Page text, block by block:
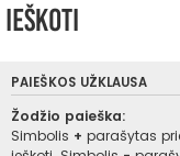
Ieškoti
PAIEŠKOS UŽKLAUSA
Žodžio paieška:
Simbolis + parašytas